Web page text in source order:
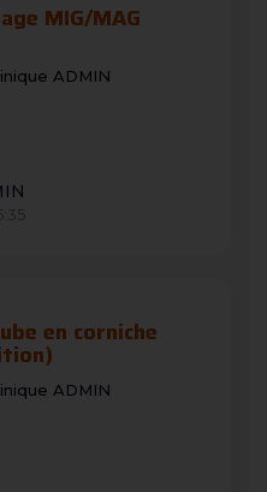
MIG/MAG
ADMIN
en corniche
ADMIN